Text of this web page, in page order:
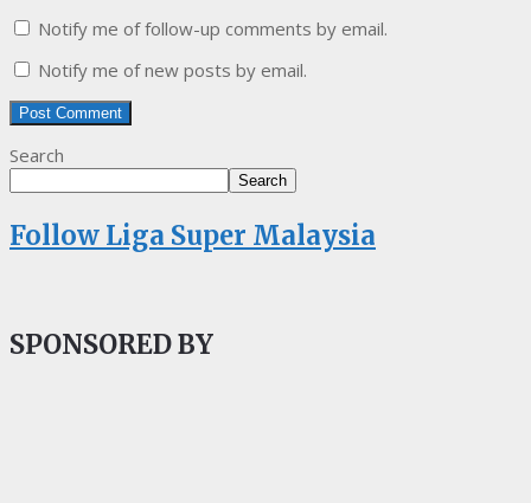
Notify me of follow-up comments by email.
Notify me of new posts by email.
Search
Search
Follow Liga Super Malaysia
SPONSORED BY